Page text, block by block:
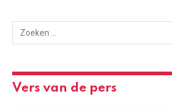
Vers van de pers